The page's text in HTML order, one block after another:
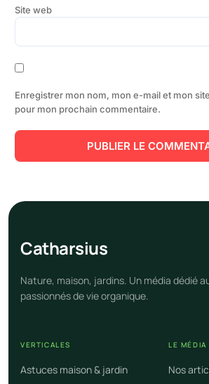
Site web
Enregistrer mon nom, mon e-mail et mon
pour mon prochain commentaire.
Catharsius
Nature, maison, jardins. Un média dédié
passionnés de vie organique.
VERTICALES
Astuces maison & jardin
LE MÉDIA
Nos